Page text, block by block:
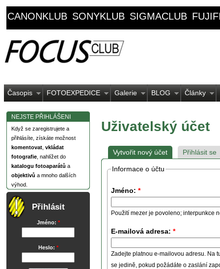
CANONKLUB SONYKLUB SIGMACLUB
Časopis FOTOEXPEDICE Galerie BLOG Články
NEJSTE PŘIHLÁŠENI
Když se zaregistrujete a
přihlásíte, získáte možnost
komentovat vkládat
fotografie , nahlížet do
katalogu fotoaparátů a
objektivů a mnoho dalších
výhod.
Přihlásit
Jméno: *
Heslo: *
Uživatelský účet
Vytvořit nový účet Přihlásit se
Informace o účtu
Jméno: *
Použití mezer je povoleno; interpunkce
E-mailová adresa: *
Zadejte platnou e-mailovou adresu. Na
se jedině, pokud požádáte o zaslání